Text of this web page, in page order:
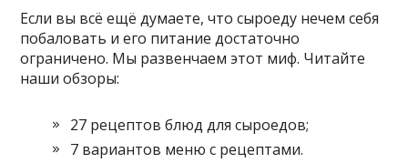
Если вы всё ещё думаете, что сыроеду нечем себя
побаловать и его питание достаточно
ограничено. Мы развенчаем этот миф. Читайте
наши обзоры:
27 рецептов блюд для сыроедов;
7 вариантов меню с рецептами.